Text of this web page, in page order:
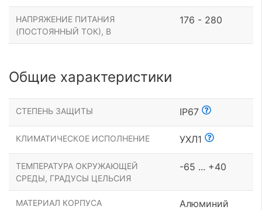
НАПРЯЖЕНИЕ ПИТАНИЯ
(ПОСТОЯННЫЙ ТОК), В
176 - 280
Общие характеристики
СТЕПЕНЬ ЗАЩИТЫ IP67
КЛИМАТИЧЕСКОЕ ИСПОЛНЕНИЕ УХЛ1
ТЕМПЕРАТУРА ОКРУЖАЮЩЕЙ
СРЕДЫ, ГРАДУСЫ ЦЕЛЬСИЯ
-65 ... +40
МАТЕРИАЛ КОРПУСА Алюминий